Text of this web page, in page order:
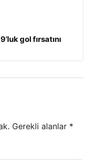
gol fırsatını
Gerekli alanlar *